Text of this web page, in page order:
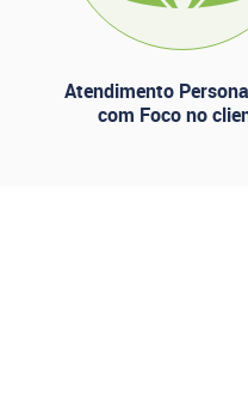
Atendimento
com Foco no